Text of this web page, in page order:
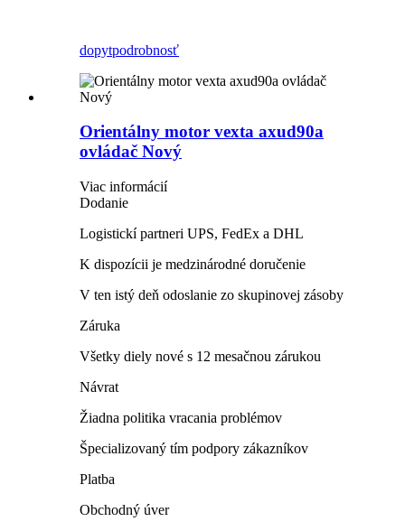
dopytpodrobnosť
Orientálny motor vexta axud90a
ovládač Nový
Viac informácií
Dodanie
Logistickí partneri UPS, FedEx a DHL
K dispozícii je medzinárodné doručenie
V ten istý deň odoslanie zo skupinovej zásoby
Záruka
Všetky diely nové s 12 mesačnou zárukou
Návrat
Žiadna politika vracania problémov
Špecializovaný tím podpory zákazníkov
Platba
Obchodný úver